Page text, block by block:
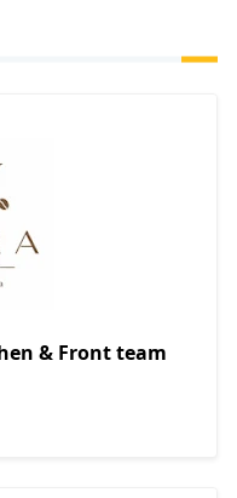
& Front team